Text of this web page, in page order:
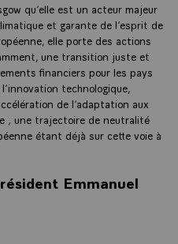
qu’elle est un acteur majeur
et garante de l’esprit de
elle porte des actions
une transition juste et
financiers pour les pays
technologique,
de l’adaptation aux
; une trajectoire de neutralité
étant déjà sur cette voie à
Emmanuel